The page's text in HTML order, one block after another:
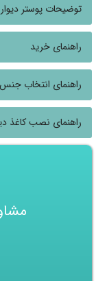
توضیحات پوستر
راهنمای خرید
راهنمای انتخاب جنس
راهنمای نصب کاغذ